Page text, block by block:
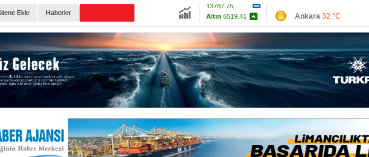
Ekle Haberler
Altın
6519.41
Euro55.0444
Ankara 32 °C
Antalya34 °C
Muğla 34 °C
Çanakkale 33 °C